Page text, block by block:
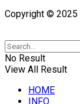
Copyright ©
No Result
View All Result
HOME
INFO